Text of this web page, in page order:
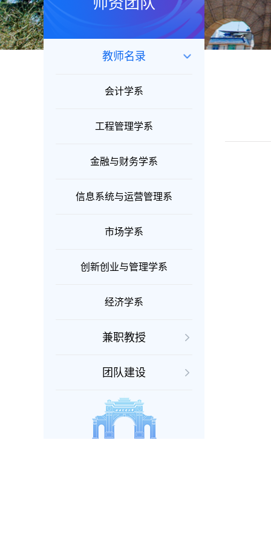
教师名录
会计学系
工程管理学系
金融与财务学系
信息系统与运营管理系
市场学系
创新创业与管理学系
经济学系
兼职教授
团队建设